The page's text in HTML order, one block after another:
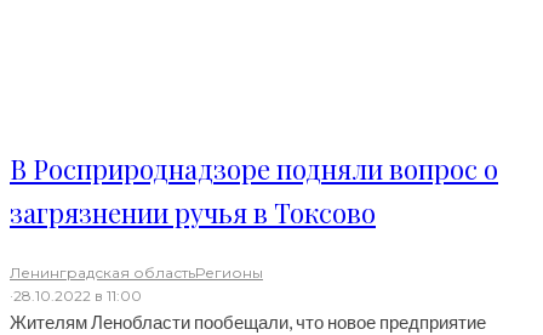
В Росприроднадзоре подняли вопрос о
загрязнении ручья в Токсово
Ленинградская областьРегионы
·28.10.2022 в 11:00
Жителям Ленобласти пообещали, что новое предприятие